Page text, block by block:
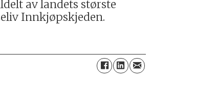
av landets største
Innkjøpskjeden.